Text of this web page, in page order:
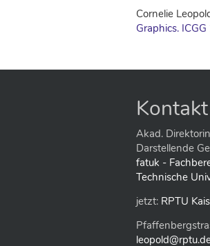
Cornelie
Graphics.
Kontakt
Akad.
Darstellende
fatuk -
Technische
jetzt: RPTU